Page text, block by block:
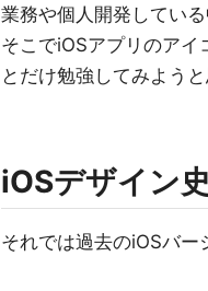
業務や個人開発してい
そこでiOSアプリのア
とだけ勉強してみようと
iOSデザイン史
それでは過去のiOSバー